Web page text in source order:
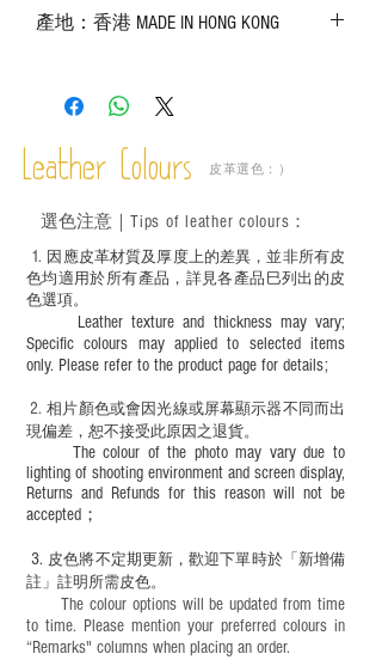
實物為準；
－ 植鞣皮革容易受環境、使用程度等產生
成後定期在皮面塗上皮革專用清潔劑及貂
鼠油等；
適合六歲以下兒童使用；六至十二歲兒童
必須由成年人陪同下使用並應小心處理。
產地：香港 MADE IN HONG KONG
Leather Colours 皮革選色：）
1. ​ 因應皮革材質及厚度上的差異，並非所有皮
色均適用於所有產品，詳見各產品巳列出的皮
色選項。
Leather texture and thickness may vary;
Specific colours may applied to selected items
only. Please refer to the product page for details;
​2.相片顏色或會因光線或屏幕顯示器不同而出
現偏差，恕不接受此原因之退貨。
The colour of the photo may vary due to
lighting of shooting environment and screen display,
Returns and Refunds for this reason will not be
accepted；
3. 皮色將不定期更新，歡迎下單時於「新增備
註」註明 所需皮色。
The colour options will be updated from time
to time. Please mention your preferred colours in
“Remarks" columns when placing an order.
選色注意｜ Tips of leather colours ：